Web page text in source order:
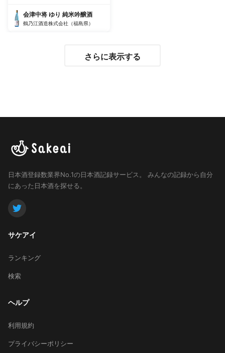
会津中将 ゆり 純米吟醸酒
鶴乃江酒造株式会社（福島県）
さらに表示する
日本酒登録数業界No.1の日本酒記録サービス。
みんなの記録から自分
にあった日本酒を探せる。
サケアイ
ランキング
検索
ヘルプ
利用規約
プライバシーポリシー